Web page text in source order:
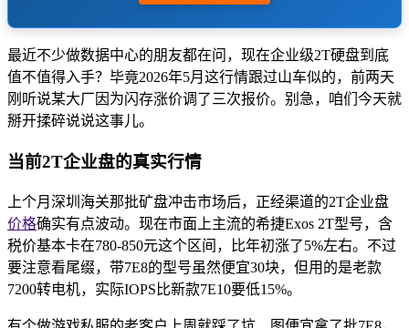
最近不少做数据中心的朋友都在问，现在企业级2T硬盘到底
值不值得入手？毕竟2026年5月这行情跟过山车似的，前两天
刚听说某大厂因为闪存涨价调了三次报价。别急，咱们今天就
掰开揉碎说说这事儿。
当前2T企业盘的真实行情
上个月深圳海关那批矿盘冲击市场后，正经渠道的2T企业盘
价格确实有点波动。现在市面上主流的希捷Exos 2T型号，含
税价基本卡在780-850元这个区间，比年初涨了5%左右。不过
要注意看尾缀，带7E8的型号虽然便宜30块，但用的是老款
7200转电机，实际IOPS比新款7E10要低15%。